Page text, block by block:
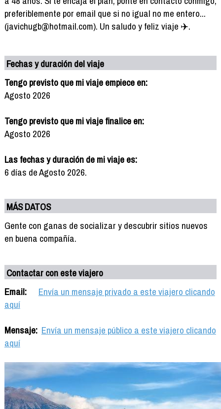
preferiblemente por email que si no igual no me entero...
(javichugb@hotmail.com). Un saludo y feliz viaje ✈️.
Fechas y duración del viaje
Tengo previsto que mi viaje empiece en:
Agosto 2026
Tengo previsto que mi viaje finalice en:
Agosto 2026
Las fechas y duración de mi viaje es:
6 días de Agosto 2026.
MÁS DATOS
Gente con ganas de socializar y descubrir sitios nuevos
en buena compañía.
Contactar con este viajero
Email:
Envía un mensaje privado a este viajero clicando
aquí
Mensaje: Envía un mensaje público a este viajero clicando
aquí